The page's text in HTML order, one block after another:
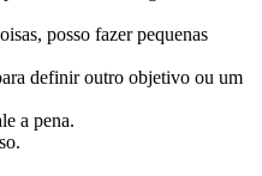
posso fazer pequenas
definir outro objetivo ou um
a pena.